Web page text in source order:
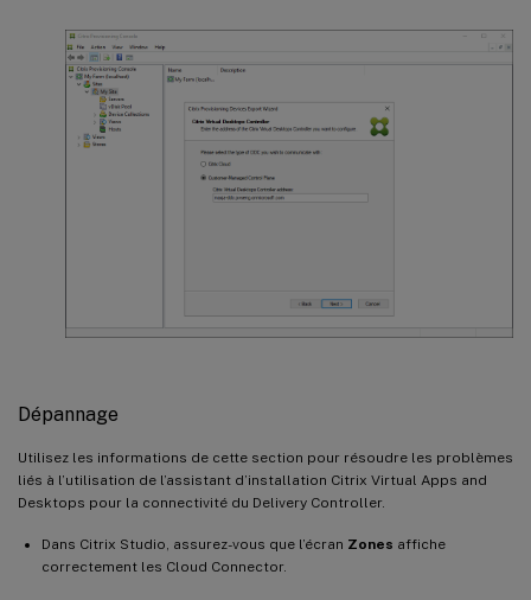
Dépannage
Utilisez les informations de cette section pour résoudre les problèmes
liés à l’utilisation de l’assistant d’installation Citrix Virtual Apps and
Desktops pour la connectivité du Delivery Controller.
Dans Citrix Studio, assurez-vous que l’écran Zones affiche
correctement les Cloud Connector.